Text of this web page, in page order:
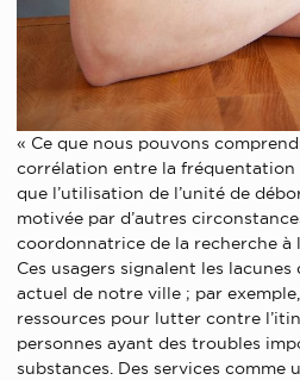
« Ce que nous pouvons
corrélation entre la fréquentation
que l’utilisation de l’unité de
motivée par d’autres
coordonnatrice de la recherche à
Ces usagers signalent les lacunes
actuel de notre ville ; par
ressources pour lutter contre
personnes ayant des troubles
substances. Des services comme